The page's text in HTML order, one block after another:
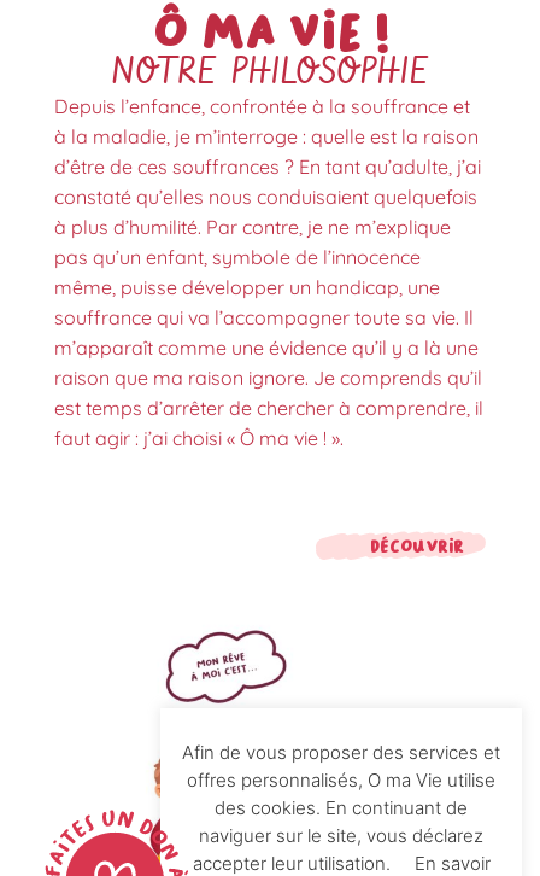
Ô ma vie !
NOTRE PHILOSOPHIE
Depuis l’enfance, confrontée à la souffrance et
à la maladie, je m’interroge : quelle est la raison
d’être de ces souffrances ? En tant qu’adulte, j’ai
constaté qu’elles nous conduisaient quelquefois
à plus d’humilité. Par contre, je ne m’explique
pas qu’un enfant, symbole de l’innocence
même, puisse développer un handicap, une
souffrance qui va l’accompagner toute sa vie. Il
m’apparaît comme une évidence qu’il y a là une
raison que ma raison ignore. Je comprends qu’il
est temps d’arrêter de chercher à comprendre, il
faut agir : j’ai choisi « Ô ma vie ! ».
Découvrir
Afin de vous proposer des services et
offres personnalisés, O ma Vie utilise
des cookies. En continuant de
naviguer sur le site, vous déclarez
accepter leur utilisation.
En savoir